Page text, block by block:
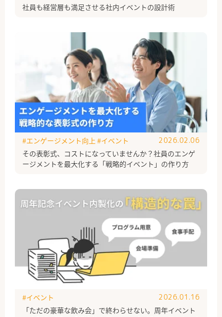
社員も経営層も満足させる社内イベントの設計術
その表彰式、コストになっていませんか？社員のエンゲ
ージメントを最大化する「戦略的イベント」の作り方
#エンゲージメント向上 #イベント 2026.02.06
「ただの豪華な飲み会」で終わらせない。周年イベント
#イベント 2026.01.16